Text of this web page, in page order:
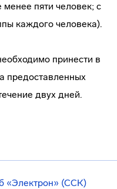
«Электрон» (ССК)
менее пяти человек; с
каждого человека).
принести в
предоставленных
двух дней.